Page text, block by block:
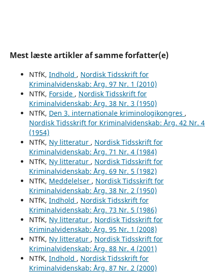
Mest læste artikler af samme forfatter(e)
NTfK, Indhold , Nordisk Tidsskrift for
Kriminalvidenskab: Årg. 97 Nr. 1 (2010)
NTfK, Forside , Nordisk Tidsskrift for
Kriminalvidenskab: Årg. 38 Nr. 3 (1950)
NTfK, Den 3. internationale kriminologikongres ,
Nordisk Tidsskrift for Kriminalvidenskab: Årg. 42 Nr. 4
(1954)
NTfK, Ny litteratur , Nordisk Tidsskrift for
Kriminalvidenskab: Årg. 71 Nr. 4 (1984)
NTfK, Ny litteratur , Nordisk Tidsskrift for
Kriminalvidenskab: Årg. 69 Nr. 5 (1982)
NTfK, Meddelelser , Nordisk Tidsskrift for
Kriminalvidenskab: Årg. 38 Nr. 2 (1950)
NTfK, Indhold , Nordisk Tidsskrift for
Kriminalvidenskab: Årg. 73 Nr. 5 (1986)
NTfK, Ny litteratur , Nordisk Tidsskrift for
Kriminalvidenskab: Årg. 95 Nr. 1 (2008)
NTfK, Ny litteratur , Nordisk Tidsskrift for
Kriminalvidenskab: Årg. 88 Nr. 4 (2001)
NTfK, Indhold , Nordisk Tidsskrift for
Kriminalvidenskab: Årg. 87 Nr. 2 (2000)